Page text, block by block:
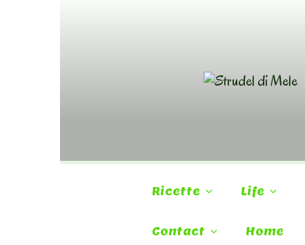
Ricette Life
Contact Home